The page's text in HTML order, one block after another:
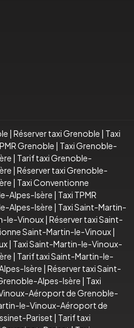
| Réserver taxi Grenoble | Taxi
Grenoble | Taxi Grenoble-
| Tarif taxi Grenoble-
| Réserver taxi Grenoble-
| Taxi Conventionne
Alpes-Isère | Taxi TPMR
Alpes-Isère | Taxi Saint-Martin-
le-Vinoux| Réserver taxi Saint-
Saint-Martin-le-Vinoux|
| Taxi Saint-Martin-le-Vinoux-
| Tarif taxi Saint-Martin-le-
Isère | Réserver taxi Saint-
Alpes-Isère | Taxi
Aéroport de Grenoble-
le-Vinoux-Aéroport de
Pariset | Tarif taxi